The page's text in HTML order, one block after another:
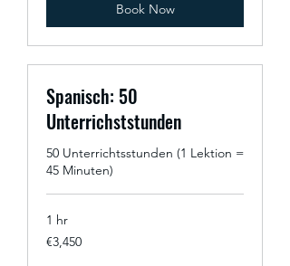
Book Now
Spanisch: 50
Unterrichststunden
50 Unterrichtsstunden (1 Lektion =
45 Minuten)
1 hr
3,450
euros
€3,450